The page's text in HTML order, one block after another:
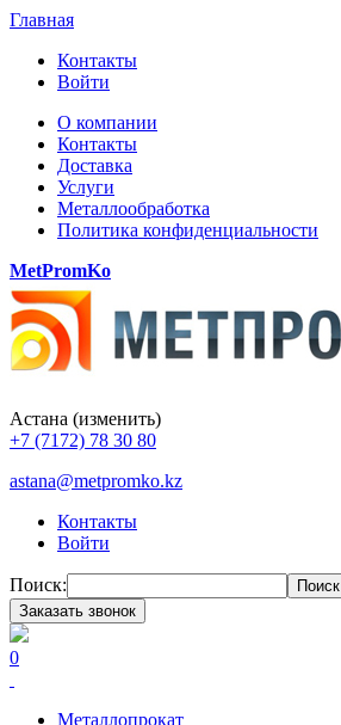
Главная
Контакты
Войти
О компании
Контакты
Доставка
Услуги
Металлообработка
Политика конфиденциальности
MetPromKo
Астана (изменить)
+7 (7172) 78 30 80
astana@metpromko.kz
Контакты
Войти
Поиск:
Поиск
Заказать звонок
0
Металлопрокат